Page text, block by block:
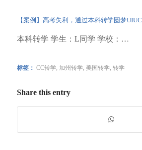
【案例】高考失利，通过本科转学圆梦UIUC
本科转学 学生：L同学 学校：…
标签： CC转学, 加州转学, 美国转学, 转学
Share this entry